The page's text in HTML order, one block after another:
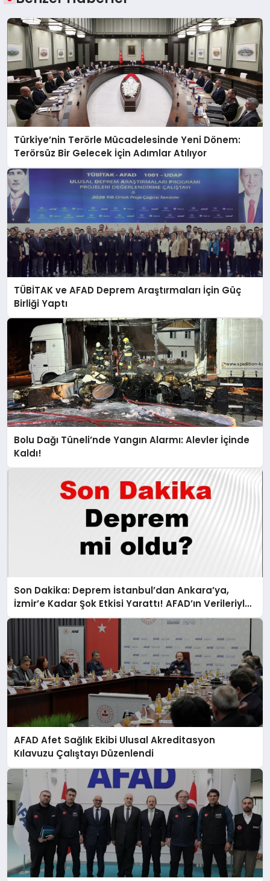
Türkiye’nin Terörle Mücadelesinde Yeni Dönem:
Terörsüz Bir Gelecek İçin Adımlar Atılıyor
TÜBİTAK ve AFAD Deprem Araştırmaları İçin Güç
Birliği Yaptı
Bolu Dağı Tüneli’nde Yangın Alarmı: Alevler İçinde
Kaldı!
Son Dakika: Deprem İstanbul’dan Ankara’ya,
İzmir’e Kadar Şok Etkisi Yarattı! AFAD’ın Verileriyle
Sarsıcı Gelişmeler 6 Ağustos 2026
AFAD Afet Sağlık Ekibi Ulusal Akreditasyon
Kılavuzu Çalıştayı Düzenlendi